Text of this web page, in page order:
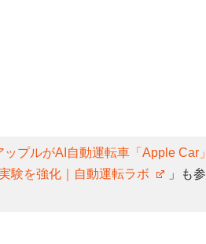
ップルがAI自動運転車「Apple Car」
験を強化｜自動運転ラボ
」も参